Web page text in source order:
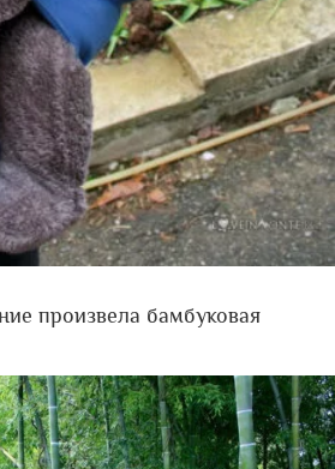
произвела бамбуковая